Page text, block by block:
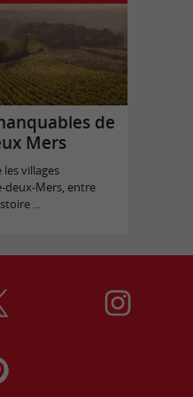
de
Mers
villages
deux-Mers, entre
...